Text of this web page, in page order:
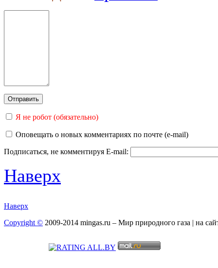
Я не робот (обязательно)
Оповещать о новых комментариях по почте (e-mail)
Подписаться, не комментируя E-mail:
Наверх
Наверх
Copyright © 2009-2014 mingas.ru – Мир природного газа | на